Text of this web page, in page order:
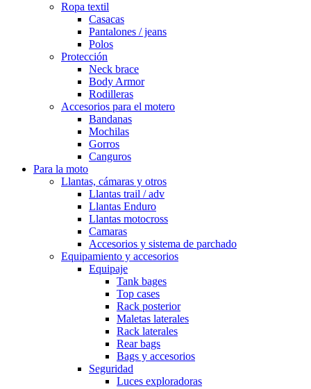
Ropa textil
Casacas
Pantalones / jeans
Polos
Protección
Neck brace
Body Armor
Rodilleras
Accesorios para el motero
Bandanas
Mochilas
Gorros
Canguros
Para la moto
Llantas, cámaras y otros
Llantas trail / adv
Llantas Enduro
Llantas motocross
Camaras
Accesorios y sistema de parchado
Equipamiento y accesorios
Equipaje
Tank bages
Top cases
Rack posterior
Maletas laterales
Rack laterales
Rear bags
Bags y accesorios
Seguridad
Luces exploradoras